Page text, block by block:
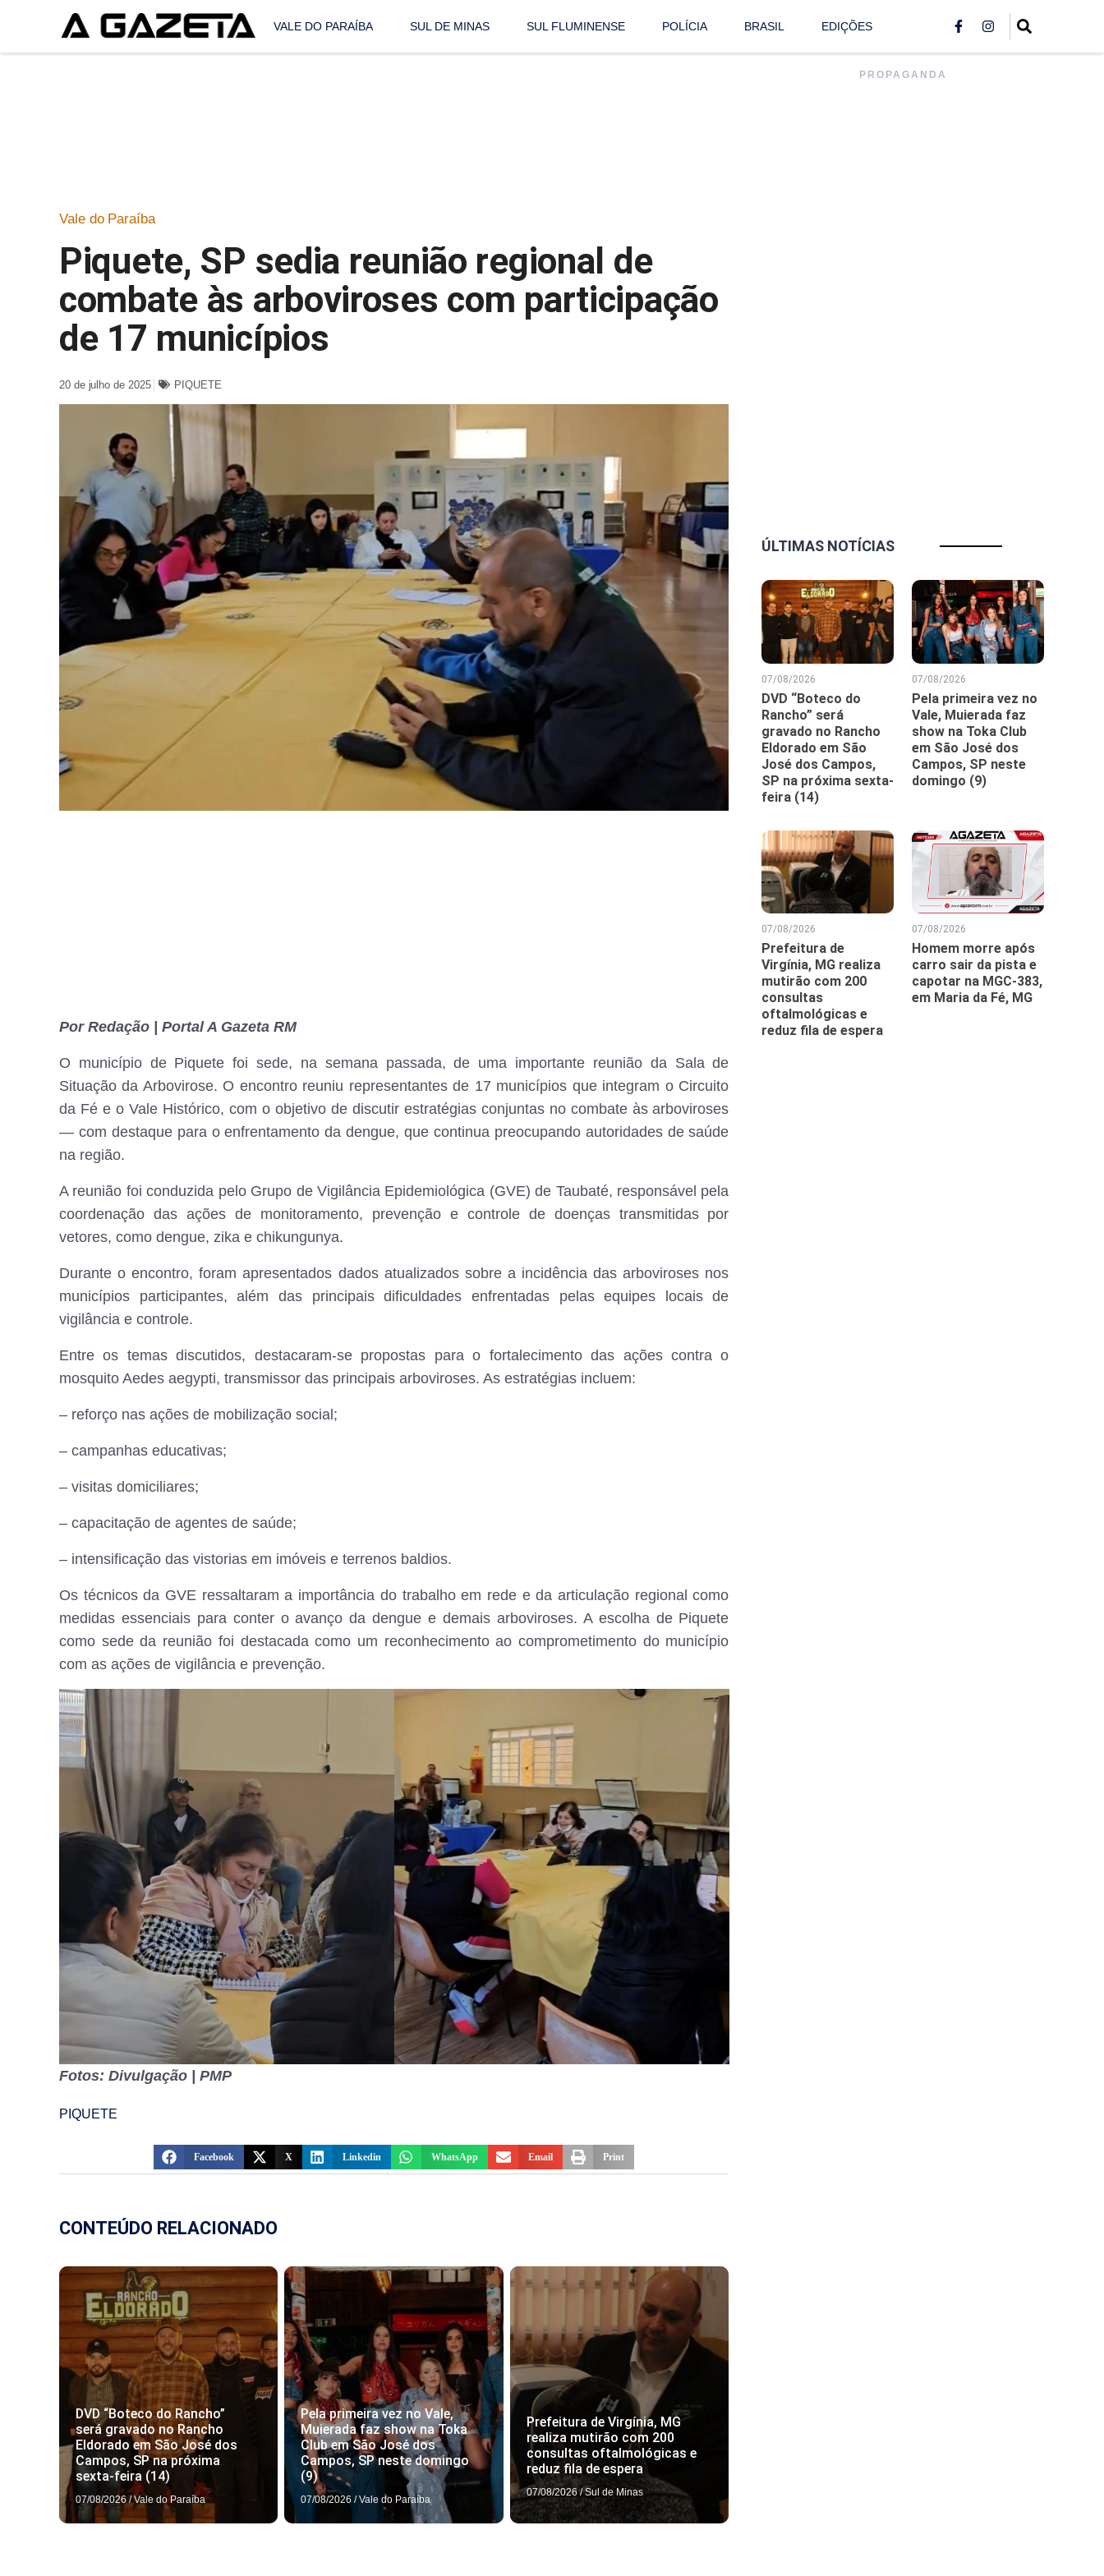
VALE DO PARAÍBA SUL DE MINAS SUL FLUMINENSE POLÍCIA BRASIL EDIÇÕES
Vale do Paraíba
Piquete, SP sedia reunião regional de
combate às arboviroses com participação
de 17 municípios
20 de julho de 2025 PIQUETE
Por Redação | Portal A Gazeta RM
O município de Piquete foi sede, na semana passada, de uma importante reunião da Sala de
Situação da Arbovirose. O encontro reuniu representantes de 17 municípios que integram o Circuito
da Fé e o Vale Histórico, com o objetivo de discutir estratégias conjuntas no combate às arboviroses
— com destaque para o enfrentamento da dengue, que continua preocupando autoridades de saúde
na região.
A reunião foi conduzida pelo Grupo de Vigilância Epidemiológica (GVE) de Taubaté, responsável pela
coordenação das ações de monitoramento, prevenção e controle de doenças transmitidas por
vetores, como dengue, zika e chikungunya.
Durante o encontro, foram apresentados dados atualizados sobre a incidência das arboviroses nos
municípios participantes, além das principais dificuldades enfrentadas pelas equipes locais de
vigilância e controle.
Entre os temas discutidos, destacaram-se propostas para o fortalecimento das ações contra o
mosquito Aedes aegypti, transmissor das principais arboviroses. As estratégias incluem:
– reforço nas ações de mobilização social;
– campanhas educativas;
– visitas domiciliares;
– capacitação de agentes de saúde;
– intensificação das vistorias em imóveis e terrenos baldios.
Os técnicos da GVE ressaltaram a importância do trabalho em rede e da articulação regional como
medidas essenciais para conter o avanço da dengue e demais arboviroses. A escolha de Piquete
como sede da reunião foi destacada como um reconhecimento ao comprometimento do município
com as ações de vigilância e prevenção.
Fotos: Divulgação | PMP
PIQUETE
Facebook X Linkedin WhatsApp Email Print
CONTEÚDO RELACIONADO
DVD “Boteco do Rancho”
será gravado no Rancho
Eldorado em São José dos
Campos, SP na próxima
sexta-feira (14)
07/08/2026 / Vale do Paraíba
Pela primeira vez no Vale,
Muierada faz show na Toka
Club em São José dos
Campos, SP neste domingo
(9)
07/08/2026 / Vale do Paraíba
Prefeitura de Virgínia, MG
realiza mutirão com 200
consultas oftalmológicas e
reduz fila de espera
07/08/2026 / Sul de Minas
PROPAGANDA
ÚLTIMAS NOTÍCIAS
07/08/2026
DVD “Boteco do
Rancho” será
gravado no Rancho
Eldorado em São
José dos Campos,
SP na próxima sexta-
feira (14)
07/08/2026
Pela primeira vez no
Vale, Muierada faz
show na Toka Club
em São José dos
Campos, SP neste
domingo (9)
07/08/2026
Prefeitura de
Virgínia, MG realiza
mutirão com 200
consultas
oftalmológicas e
reduz fila de espera
07/08/2026
Homem morre após
carro sair da pista e
capotar na MGC-383,
em Maria da Fé, MG